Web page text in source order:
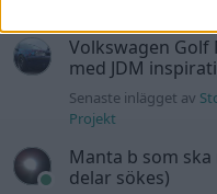
Volkswagen Golf
med JDM
Senaste inlägget av
Projekt
Manta b som
delar sökes)